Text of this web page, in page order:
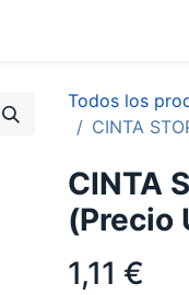
Todos los
CINTA
CINTA
(Precio
1,11 €